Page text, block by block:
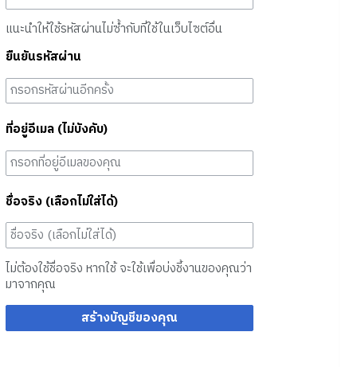
แนะนำให้ใช้รหัสผ่านไม่ซ้ำกับที่ใช้ในเว็บไซต์อื่น
ยืนยันรหัสผ่าน
ที่อยู่อีเมล (ไม่บังคับ)
ชื่อจริง (เลือกไม่ใส่ได้)
ไม่ต้องใช้ชื่อจริง หากใช้ จะใช้เพื่อบ่งชี้งานของคุณว่า
มาจากคุณ
สร้างบัญชีของคุณ